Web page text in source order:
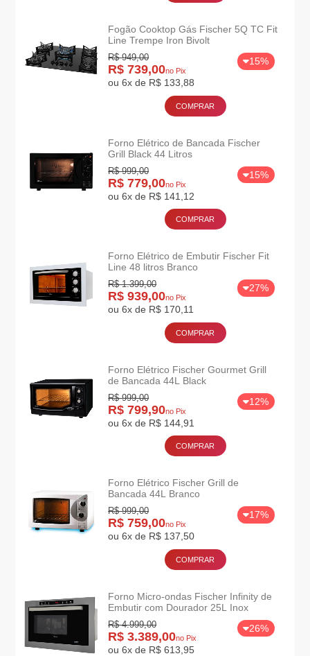
Fogão Cooktop Gás Fischer 5Q TC Fit
Line Trempe Iron Bivolt
15%
R$ 949,00
R$ 739,00no Pix
ou 6x de R$ 133,88
COMPRAR
Forno Elétrico de Bancada Fischer
Grill Black 44 Litros
15%
R$ 999,00
R$ 779,00no Pix
ou 6x de R$ 141,12
COMPRAR
Forno Elétrico de Embutir Fischer Fit
Line 48 litros Branco
27%
R$ 1.399,00
R$ 939,00no Pix
ou 6x de R$ 170,11
COMPRAR
Forno Elétrico Fischer Gourmet Grill
de Bancada 44L Black
12%
R$ 999,00
R$ 799,90no Pix
ou 6x de R$ 144,91
COMPRAR
Forno Elétrico Fischer Grill de
Bancada 44L Branco
17%
R$ 999,00
R$ 759,00no Pix
ou 6x de R$ 137,50
COMPRAR
Forno Micro-ondas Fischer Infinity de
Embutir com Dourador 25L Inox
26%
R$ 4.999,00
R$ 3.389,00no Pix
ou 6x de R$ 613,95